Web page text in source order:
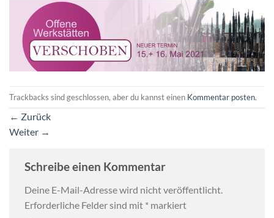
Trackbacks sind geschlossen, aber du kannst einen Kommentar posten.
← Zurück
Weiter →
Schreibe einen Kommentar
Deine E-Mail-Adresse wird nicht veröffentlicht.
Erforderliche Felder sind mit * markiert